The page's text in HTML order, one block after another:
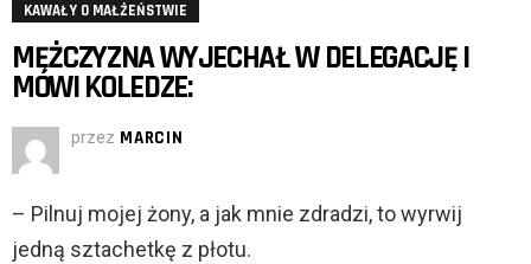
KAWAŁY O MAŁŻEŃSTWIE
MĘŻCZYZNA WYJECHAŁ W DELEGACJĘ I
MÓWI KOLEDZE:
przez MARCIN
– Pilnuj mojej żony, a jak mnie zdradzi, to wyrwij
jedną sztachetkę z płotu.